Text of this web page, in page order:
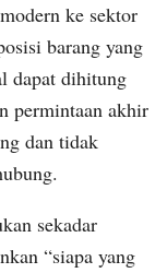
ke sektor
barang yang
dapat dihitung
permintaan akhir
dan tidak
sekadar
“siapa yang